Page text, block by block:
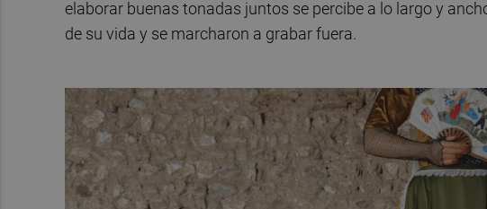
elaborar buenas tonadas juntos se percibe a lo largo y
de su vida y se marcharon a grabar fuera.